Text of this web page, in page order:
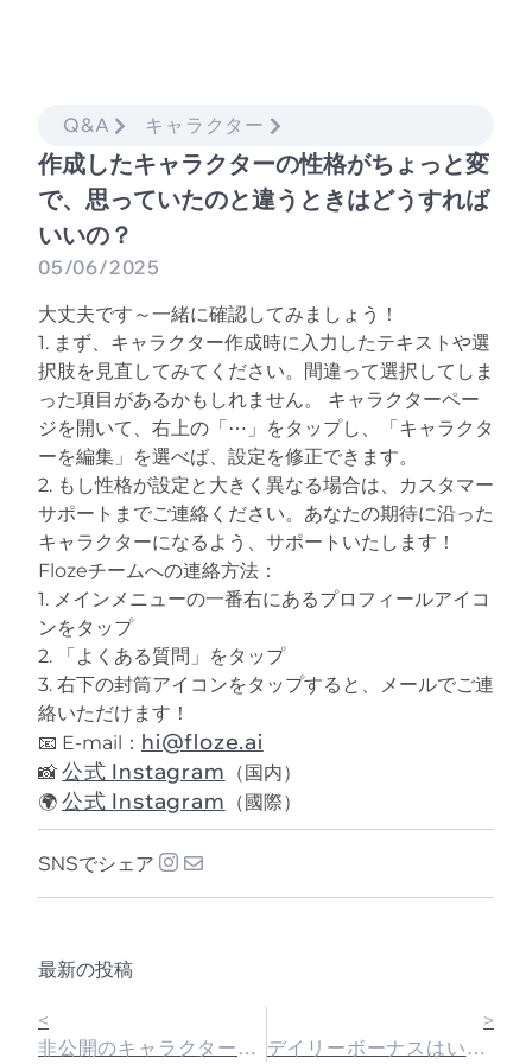
Q&A キャラクター
作成したキャラクターの性格がちょっと変
で、思っていたのと違うときはどうすれば
いいの？
05/06/2025
大丈夫です～一緒に確認してみましょう！
1. まず、キャラクター作成時に入力したテキストや選
択肢を見直してみてください。間違って選択してしま
った項目があるかもしれません。 キャラクターペー
ジを開いて、右上の「⋯」をタップし、「キャラクタ
ーを編集」を選べば、設定を修正できます。
2. もし性格が設定と大きく異なる場合は、カスタマー
サポートまでご連絡ください。あなたの期待に沿った
キャラクターになるよう、サポートいたします！
Flozeチームへの連絡方法：
1. メインメニューの一番右にあるプロフィールアイコ
ンをタップ
2. 「よくある質問」をタップ
3. 右下の封筒アイコンをタップすると、メールでご連
絡いただけます！
📧 E-mail： hi@floze.ai
📸 公式 Instagram （国内）
🌍 公式 Instagram （國際）
SNSでシェア
最新の投稿
<
非公開のキャラクターは他の人に検索されるの？
>
デイリーボーナスはいつ更新されるの？